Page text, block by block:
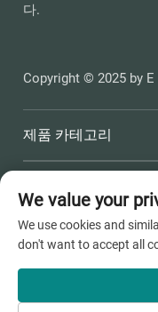
다.
Copyright © 2025 by
제품 카테고리
연락처 정보
We value your
We use cookies and
don't want to accept all